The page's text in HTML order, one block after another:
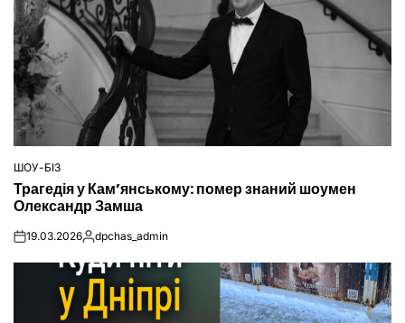
ОПУБЛІКУВАТИ
ШОУ-БІЗ
Трагедія у Кам’янському: помер знаний шоумен
Олександр Замша
on19.03.2026Опубліковано
dpchas_admin